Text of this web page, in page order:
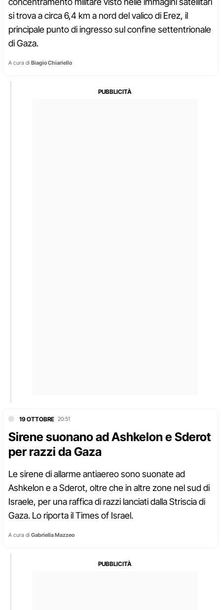
si trova a circa 6,4 km a nord del valico di Erez, il
principale punto di ingresso sul confine settentrionale
di Gaza.
A cura di Biagio Chiariello
19 OTTOBRE 20:51
Sirene suonano ad Ashkelon e Sderot
per razzi da Gaza
Le sirene di allarme antiaereo sono suonate ad
Ashkelon e a Sderot, oltre che in altre zone nel sud di
Israele, per una raffica di razzi lanciati dalla Striscia di
Gaza. Lo riporta il Times of Israel.
A cura di Gabriella Mazzeo